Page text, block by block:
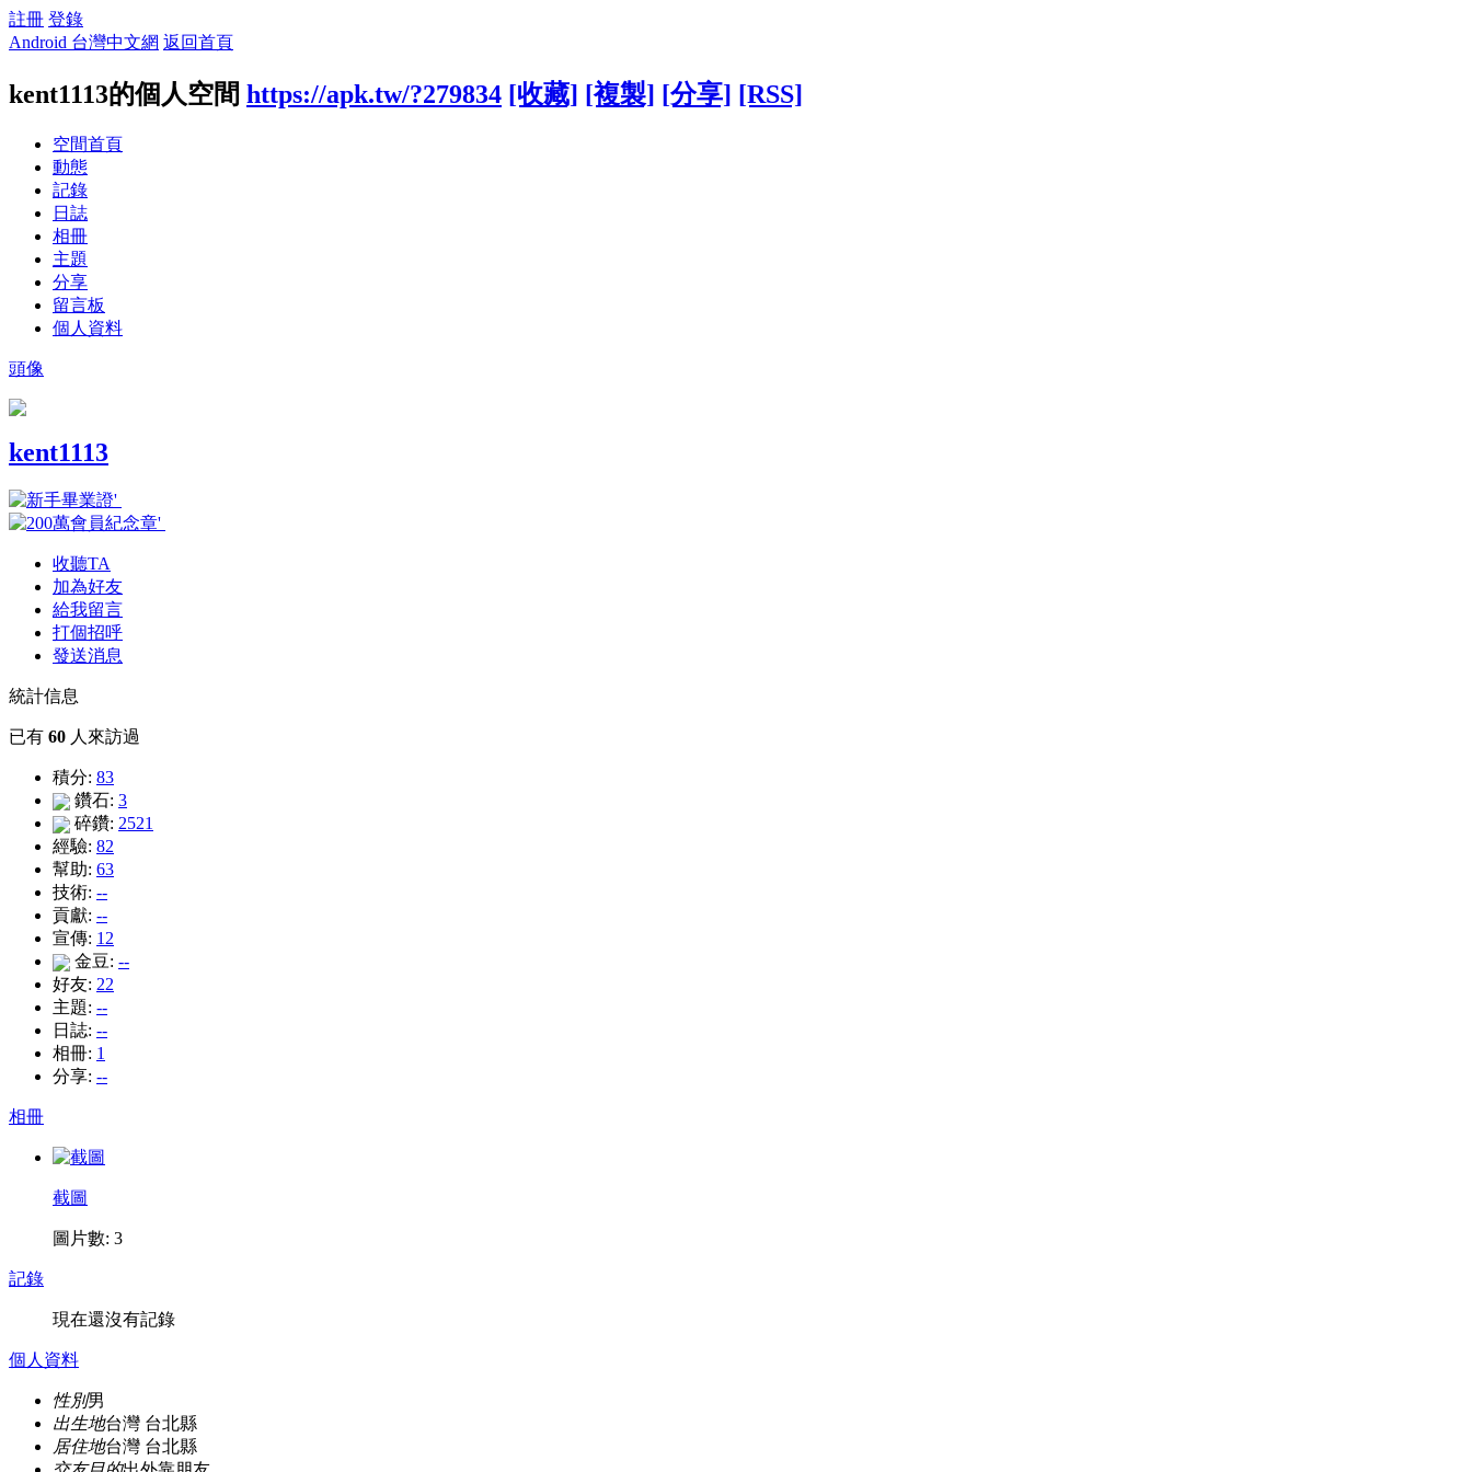
註冊 登錄
Android 台灣中文網 返回首頁
kent1113的個人空間 https://apk.tw/?279834 [收藏] [複製] [分享] [RSS]
空間首頁
動態
記錄
日誌
相冊
主題
分享
留言板
個人資料
頭像
kent1113
收聽TA
加為好友
給我留言
打個招呼
發送消息
統計信息
已有 60 人來訪過
積分: 83
鑽石: 3
碎鑽: 2521
經驗: 82
幫助: 63
技術: --
貢獻: --
宣傳: 12
金豆: --
好友: 22
主題: --
日誌: --
相冊: 1
分享: --
相冊
截圖
圖片數: 3
記錄
現在還沒有記錄
個人資料
性別男
出生地台灣 台北縣
居住地台灣 台北縣